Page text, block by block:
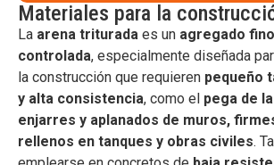
Materiales para la
La arena triturada es un agregado
controlada, especialmente diseñada
la construcción que requieren pequeño
y alta consistencia, como el pega de
enjarres y aplanados de muros,
rellenos en tanques y obras civiles.